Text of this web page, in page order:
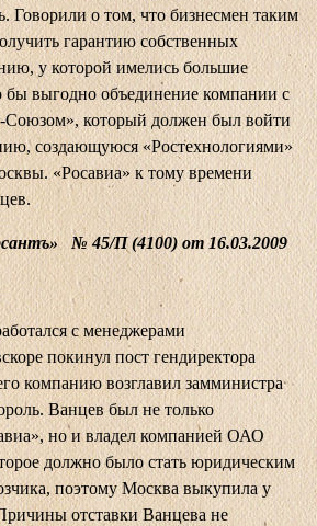
Говорили о том, что бизнесмен таким
гарантию собственных
у которой имелись большие
бы выгодно объединение компании с
Союзом», который должен был войти
создающуюся «Ростехнологиями»
«Росавиа» к тому времени
№ 45/П (4100) от 16.03.2009
с менеджерами
покинул пост гендиректора
компанию возглавил замминистра
Ванцев был не только
но и владел компанией ОАО
должно было стать юридическим
поэтому Москва выкупила у
отставки Ванцева не